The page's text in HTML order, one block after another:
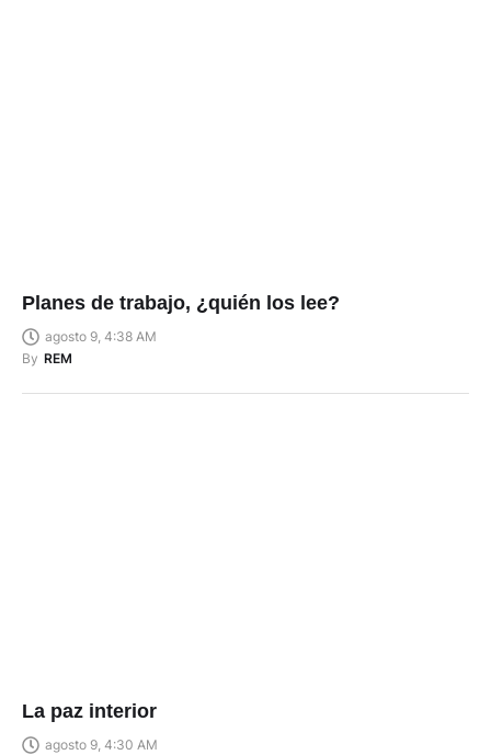
Planes de trabajo, ¿quién los lee?
agosto 9, 4:38 AM
By REM
La paz interior
agosto 9, 4:30 AM